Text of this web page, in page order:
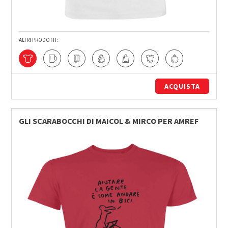
ALTRI PRODOTTI:
ACQUISTA
GLI SCARABOCCHI DI MAICOL & MIRCO PER AMREF